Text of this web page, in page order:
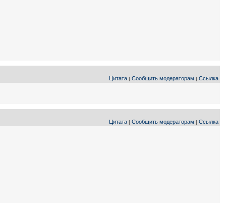
Цитата | Сообщить модераторам | Ссылка
Цитата | Сообщить модераторам | Ссылка